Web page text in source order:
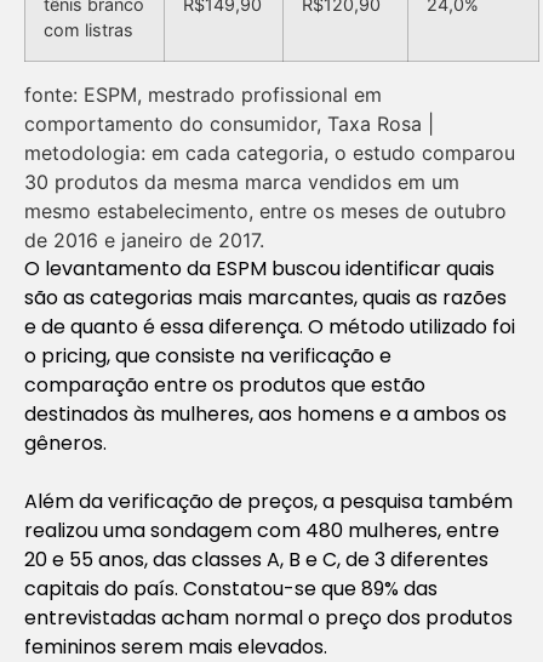
com listras
fonte: ESPM, mestrado profissional em
comportamento do consumidor, Taxa Rosa |
metodologia: em cada categoria, o estudo comparou
30 produtos da mesma marca vendidos em um
mesmo estabelecimento, entre os meses de outubro
de 2016 e janeiro de 2017.
O levantamento da ESPM buscou identificar quais
são as categorias mais marcantes, quais as razões
e de quanto é essa diferença. O método utilizado foi
o pricing,que consiste na verificação e
comparação entre os produtos que estão
destinados às mulheres, aos homens e a ambos os
gêneros.
Além da verificação de preços, a pesquisa também
realizou uma sondagem com 480 mulheres, entre
20 e 55 anos, das classes A, B e C, de 3 diferentes
capitais do país. Constatou-se que 89% das
entrevistadas acham normal o preço dos produtos
femininos serem mais elevados.